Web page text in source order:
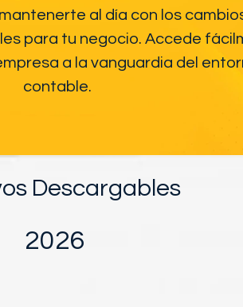
al día con los
para tu negocio. Accede
a la vanguardia del
contable.
Descargables
2026